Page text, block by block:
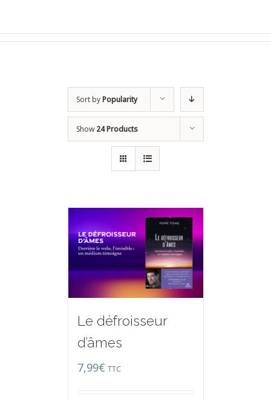
Sort byPopularity
Show 24 Products
Le défroisseur
d’âmes
7,99€ TTC